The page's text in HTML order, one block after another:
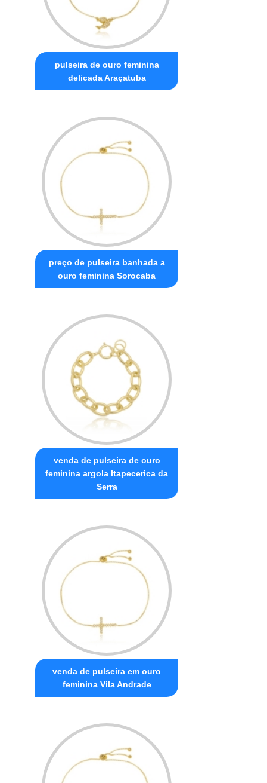
pulseira de ouro feminina
delicada Araçatuba
preço de pulseira banhada a
ouro feminina Sorocaba
venda de pulseira de ouro
feminina argola Itapecerica da
Serra
venda de pulseira em ouro
feminina Vila Andrade